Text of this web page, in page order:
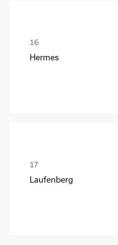
Hermes
Laufenberg